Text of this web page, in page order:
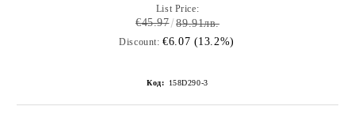
List Price:
€45.97 89.91лв.
Discount: €6.07 (13.2%)
Код: 158D290-3